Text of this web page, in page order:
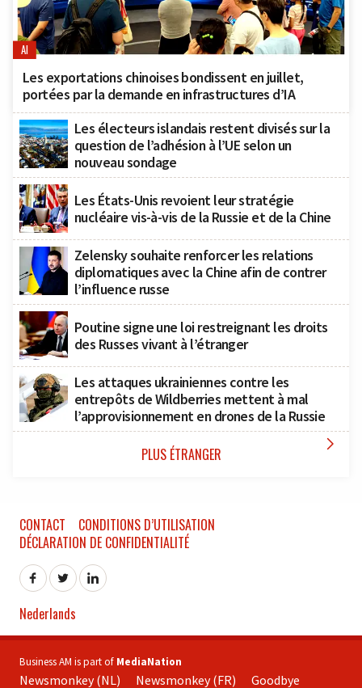
AI
Les exportations chinoises bondissent en juillet,
portées par la demande en infrastructures d’IA
Les électeurs islandais restent divisés sur la
question de l’adhésion à l’UE selon un
nouveau sondage
Les États-Unis revoient leur stratégie
nucléaire vis-à-vis de la Russie et de la Chine
Zelensky souhaite renforcer les relations
diplomatiques avec la Chine afin de contrer
l’influence russe
Poutine signe une loi restreignant les droits
des Russes vivant à l’étranger
Les attaques ukrainiennes contre les
entrepôts de Wildberries mettent à mal
l’approvisionnement en drones de la Russie
PLUS ÉTRANGER 
CONTACT
CONDITIONS D’UTILISATION
DÉCLARATION DE CONFIDENTIALITÉ
Nederlands
Business AM is part of MediaNation
Newsmonkey (NL) Newsmonkey (FR) Goodbye